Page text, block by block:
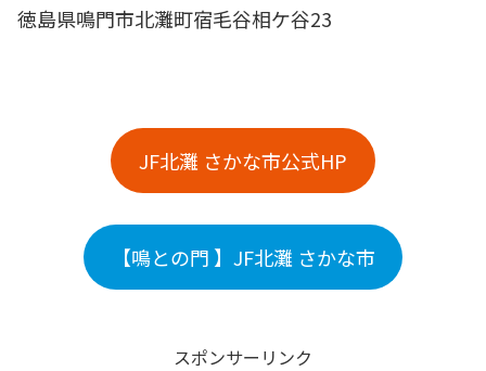
徳島県鳴門市北灘町宿毛谷相ケ谷23
JF北灘 さかな市公式HP
【鳴との門 】JF北灘 さかな市
スポンサーリンク